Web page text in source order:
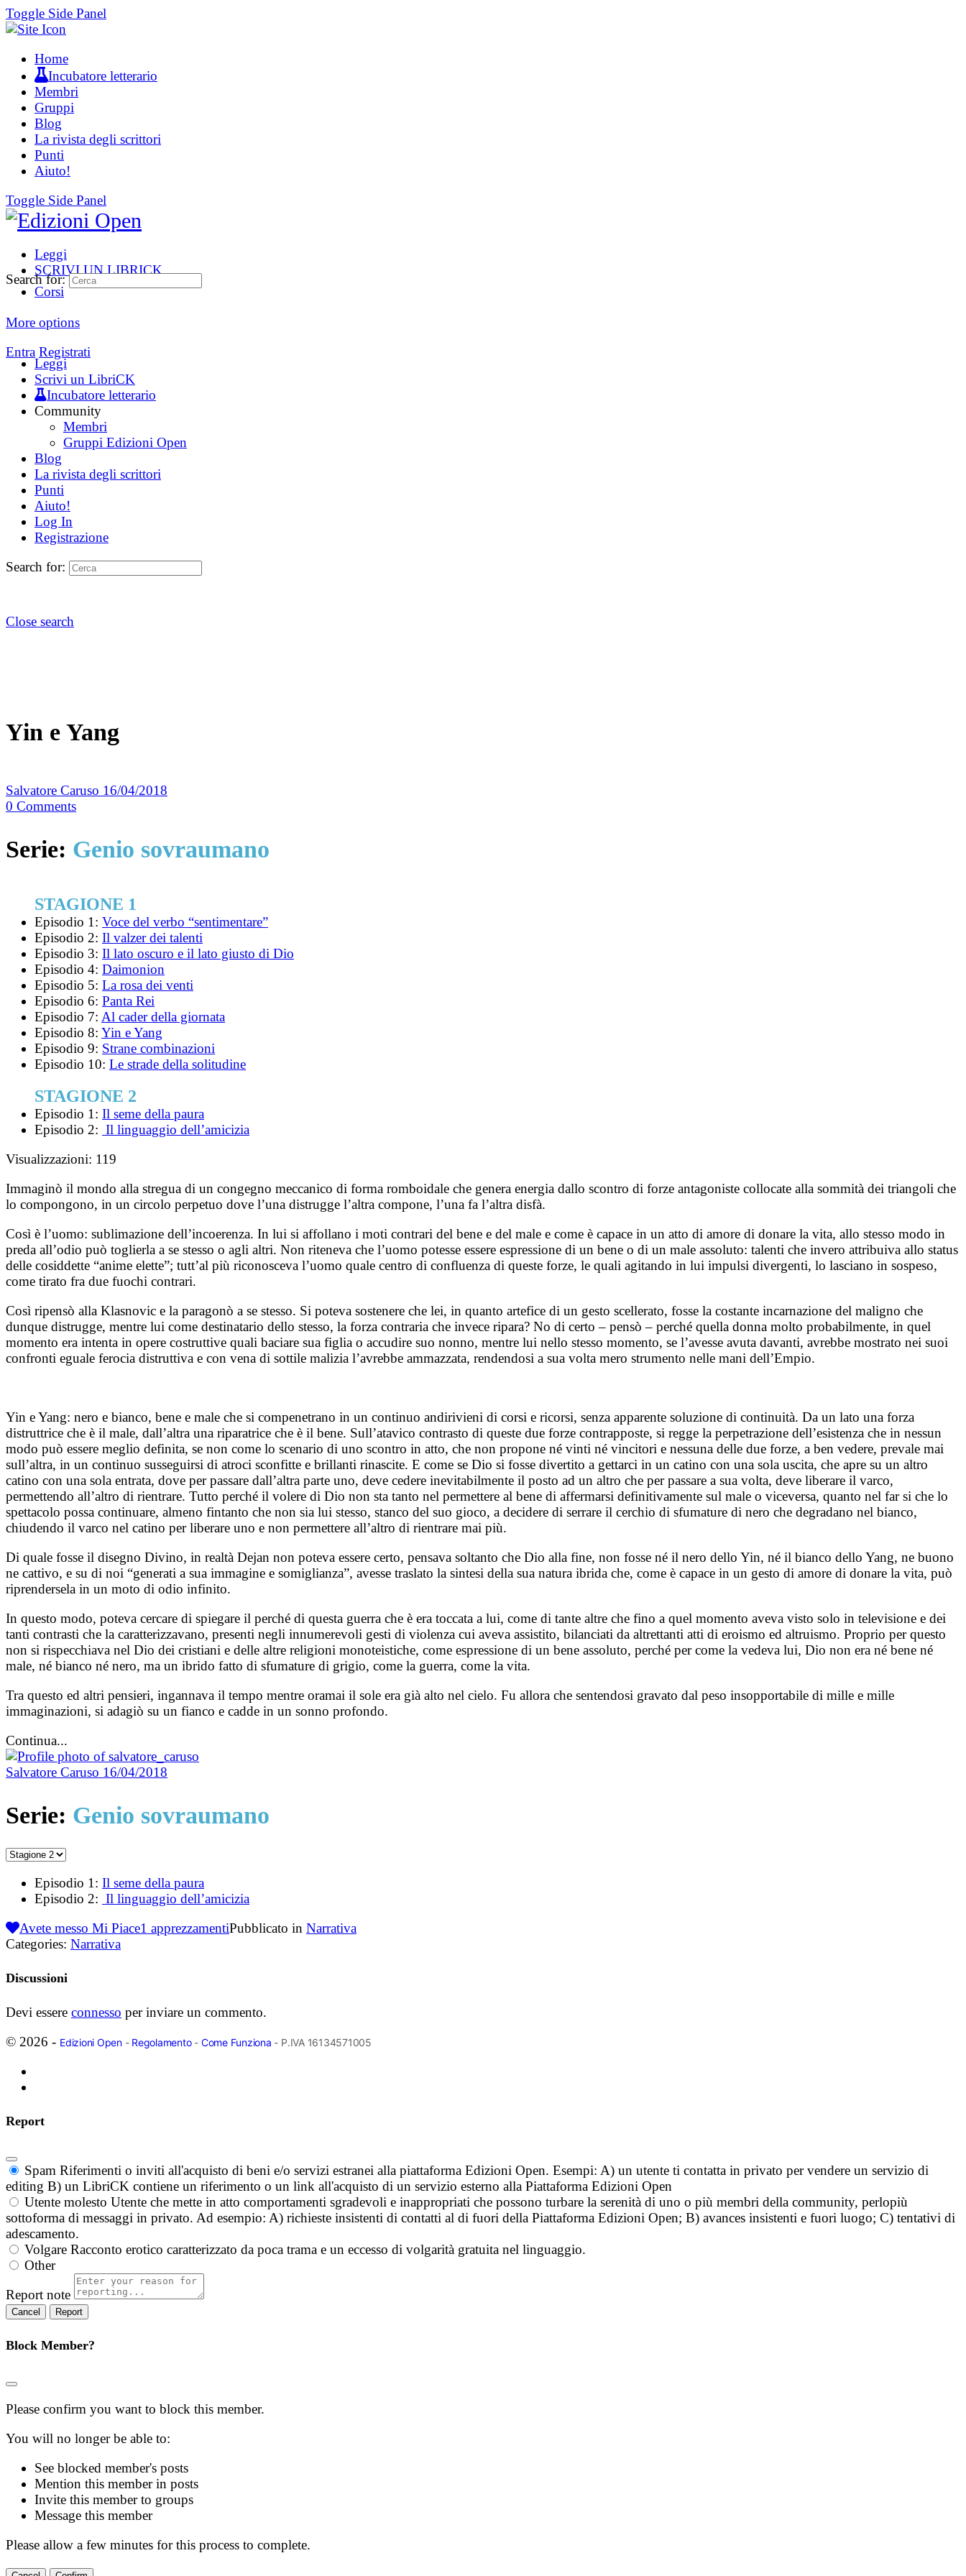
Toggle Side Panel
Home
Incubatore letterario
Membri
Gruppi
Blog
La rivista degli scrittori
Punti
Aiuto!
Toggle Side Panel
Leggi
SCRIVI UN LIBRICK
Corsi
More options
Entra Registrati
Search for:
Leggi
Scrivi un LibriCK
Incubatore letterario
Community
Membri
Gruppi Edizioni Open
Blog
La rivista degli scrittori
Punti
Aiuto!
Log In
Registrazione
Search for:
Close search
Yin e Yang
Salvatore Caruso 16/04/2018
0 Comments
Serie: Genio sovraumano
STAGIONE 1
Episodio 1: Voce del verbo “sentimentare”
Episodio 2: Il valzer dei talenti
Episodio 3: Il lato oscuro e il lato giusto di Dio
Episodio 4: Daimonion
Episodio 5: La rosa dei venti
Episodio 6: Panta Rei
Episodio 7: Al cader della giornata
Episodio 8: Yin e Yang
Episodio 9: Strane combinazioni
Episodio 10: Le strade della solitudine
STAGIONE 2
Episodio 1: Il seme della paura
Episodio 2: Il linguaggio dell’amicizia
Visualizzazioni: 119
Immaginò il mondo alla stregua di un congegno meccanico di forma romboidale che genera energia dallo scontro di forze antagoniste collocate alla sommità dei triangoli che
lo compongono, in un circolo perpetuo dove l’una distrugge l’altra compone, l’una fa l’altra disfà.
Così è l’uomo: sublimazione dell’incoerenza. In lui si affollano i moti contrari del bene e del male e come è capace in un atto di amore di donare la vita, allo stesso modo in
preda all’odio può toglierla a se stesso o agli altri. Non riteneva che l’uomo potesse essere espressione di un bene o di un male assoluto: talenti che invero attribuiva allo status
delle cosiddette “anime elette”; tutt’al più riconosceva l’uomo quale centro di confluenza di queste forze, le quali agitando in lui impulsi divergenti, lo lasciano in sospeso,
come tirato fra due fuochi contrari.
Così ripensò alla Klasnovic e la paragonò a se stesso. Si poteva sostenere che lei, in quanto artefice di un gesto scellerato, fosse la costante incarnazione del maligno che
dunque distrugge, mentre lui come destinatario dello stesso, la forza contraria che invece ripara? No di certo – pensò – perché quella donna molto probabilmente, in quel
momento era intenta in opere costruttive quali baciare sua figlia o accudire suo nonno, mentre lui nello stesso momento, se l’avesse avuta davanti, avrebbe mostrato nei suoi
confronti eguale ferocia distruttiva e con vena di sottile malizia l’avrebbe ammazzata, rendendosi a sua volta mero strumento nelle mani dell’Empio.
Yin e Yang: nero e bianco, bene e male che si compenetrano in un continuo andirivieni di corsi e ricorsi, senza apparente soluzione di continuità. Da un lato una forza
distruttrice che è il male, dall’altra una riparatrice che è il bene. Sull’atavico contrasto di queste due forze contrapposte, si regge la perpetrazione dell’esistenza che in nessun
modo può essere meglio definita, se non come lo scenario di uno scontro in atto, che non propone né vinti né vincitori e nessuna delle due forze, a ben vedere, prevale mai
sull’altra, in un continuo susseguirsi di atroci sconfitte e brillanti rinascite. E come se Dio si fosse divertito a gettarci in un catino con una sola uscita, che apre su un altro
catino con una sola entrata, dove per passare dall’altra parte uno, deve cedere inevitabilmente il posto ad un altro che per passare a sua volta, deve liberare il varco,
permettendo all’altro di rientrare. Tutto perché il volere di Dio non sta tanto nel permettere al bene di affermarsi definitivamente sul male o viceversa, quanto nel far si che lo
spettacolo possa continuare, almeno fintanto che non sia lui stesso, stanco del suo gioco, a decidere di serrare il cerchio di sfumature di nero che degradano nel bianco,
chiudendo il varco nel catino per liberare uno e non permettere all’altro di rientrare mai più.
Di quale fosse il disegno Divino, in realtà Dejan non poteva essere certo, pensava soltanto che Dio alla fine, non fosse né il nero dello Yin, né il bianco dello Yang, ne buono
ne cattivo, e su di noi “generati a sua immagine e somiglianza”, avesse traslato la sintesi della sua natura ibrida che, come è capace in un gesto di amore di donare la vita, può
riprendersela in un moto di odio infinito.
In questo modo, poteva cercare di spiegare il perché di questa guerra che è era toccata a lui, come di tante altre che fino a quel momento aveva visto solo in televisione e dei
tanti contrasti che la caratterizzavano, presenti negli innumerevoli gesti di violenza cui aveva assistito, bilanciati da altrettanti atti di eroismo ed altruismo. Proprio per questo
non si rispecchiava nel Dio dei cristiani e delle altre religioni monoteistiche, come espressione di un bene assoluto, perché per come la vedeva lui, Dio non era né bene né
male, né bianco né nero, ma un ibrido fatto di sfumature di grigio, come la guerra, come la vita.
Tra questo ed altri pensieri, ingannava il tempo mentre oramai il sole era già alto nel cielo. Fu allora che sentendosi gravato dal peso insopportabile di mille e mille
immaginazioni, si adagiò su un fianco e cadde in un sonno profondo.
Continua...
Salvatore Caruso 16/04/2018
Serie: Genio sovraumano
Episodio 1: Il seme della paura
Episodio 2: Il linguaggio dell’amicizia
Avete messo Mi Piace1 apprezzamentiPubblicato in Narrativa
Categories: Narrativa
Discussioni
Devi essere connesso per inviare un commento.
© 2026 - Edizioni Open- Regolamento- Come Funziona - P.IVA 16134571005
Report
Spam Riferimenti o inviti all'acquisto di beni e/o servizi estranei alla piattaforma Edizioni Open. Esempi: A) un utente ti contatta in privato per vendere un servizio di
editing B) un LibriCK contiene un riferimento o un link all'acquisto di un servizio esterno alla Piattaforma Edizioni Open
Utente molesto Utente che mette in atto comportamenti sgradevoli e inappropriati che possono turbare la serenità di uno o più membri della community, perlopiù
sottoforma di messaggi in privato. Ad esempio: A) richieste insistenti di contatti al di fuori della Piattaforma Edizioni Open; B) avances insistenti e fuori luogo; C) tentativi di
adescamento.
Volgare Racconto erotico caratterizzato da poca trama e un eccesso di volgarità gratuita nel linguaggio.
Other
Report note
Report
Block Member?
Please confirm you want to block this member.
You will no longer be able to:
See blocked member's posts
Mention this member in posts
Invite this member to groups
Message this member
Please allow a few minutes for this process to complete.